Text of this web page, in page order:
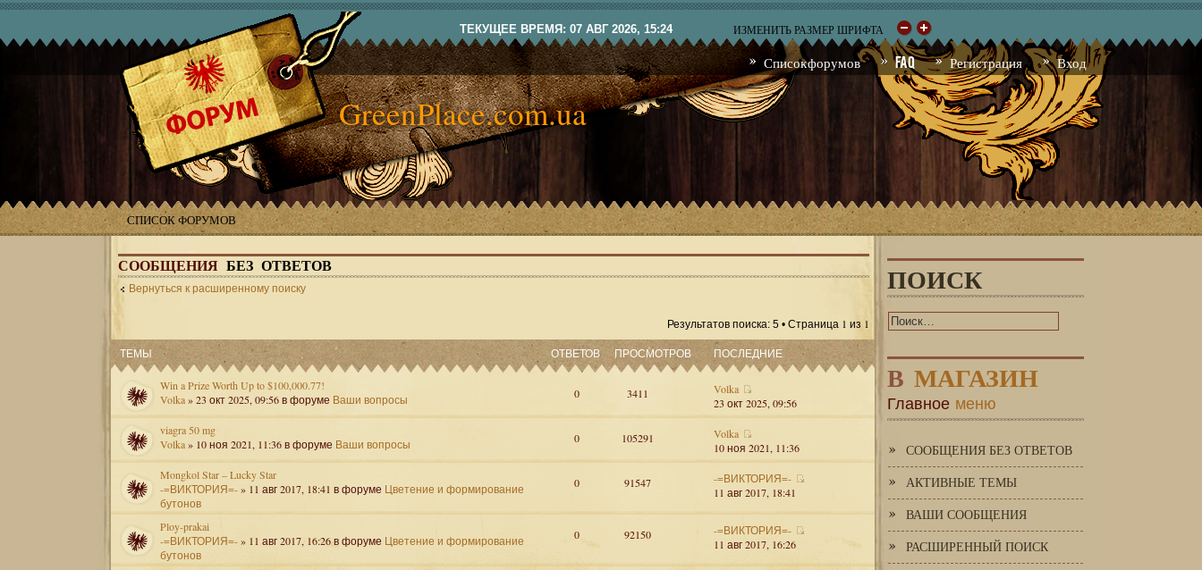
ТЕКУЩЕЕ ВРЕМЯ: 07 АВГ 2026, 15:24 ИЗМЕНИТЬ РАЗМЕР ШРИФТА
Список форумов FAQ Регистрация Вход
GreenPlace.com.ua
СПИСОК ФОРУМОВ
СООБЩЕНИЯ БЕЗ ОТВЕТОВ
Вернуться к расширенному поиску
Результатов поиска: 5 • Страница 1 из 1
ТЕМЫ
ОТВЕТОВ ПРОСМОТРОВ ПОСЛЕДНИЕ
Win a Prize Worth Up to $100,000.77!
Volka» 23 окт 2025, 09:56 в форуме Ваши вопросы 0 3411
Volka
23 окт 2025, 09:56
viagra 50 mg
Volka» 10 ноя 2021, 11:36 в форуме Ваши вопросы 0 105291
Volka
10 ноя 2021, 11:36
Mongkol Star – Lucky Star
-=ВИКТОРИЯ=-» 11 авг 2017, 18:41 в форуме Цветение и формирование
бутонов
0 91547
-=ВИКТОРИЯ=-
11 авг 2017, 18:41
Ploy-prakai
-=ВИКТОРИЯ=-» 11 авг 2017, 16:26 в форуме Цветение и формирование
бутонов
0 92150
-=ВИКТОРИЯ=-
11 авг 2017, 16:26
ПОИСК
В МАГАЗИН
Главное меню
СООБЩЕНИЯ БЕЗ ОТВЕТОВ
АКТИВНЫЕ ТЕМЫ
ВАШИ СООБЩЕНИЯ
РАСШИРЕННЫЙ ПОИСК